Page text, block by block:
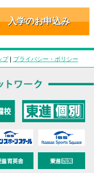
入学のお申込み
プ| プライバシー・ポリシー